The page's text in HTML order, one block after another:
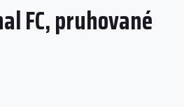
FC, pruhované